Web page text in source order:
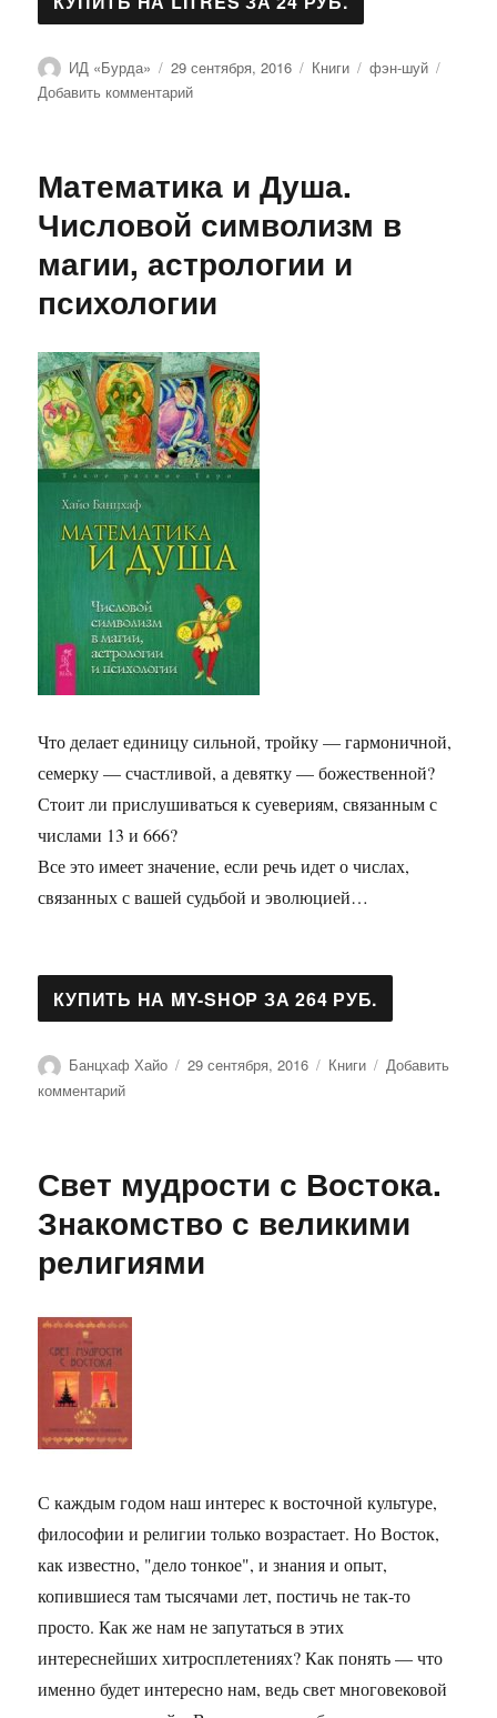
Автор
ИД «Бурда» Опубликовано
29 сентября, 2016 Рубрики
Книги Метки
фэн-шуй
Добавить комментарийк
Гороскоп»
Математика и Душа.
Числовой символизм в
магии, астрологии и
психологии
Что делает единицу сильной, тройку — гармоничной,
семерку — счастливой, а девятку — божественной?
Стоит ли прислушиваться к суевериям, связанным с
числами 13 и 666?
Все это имеет значение, если речь идет о числах,
связанных с вашей судьбой и эволюцией…
Автор
Банцхаф Хайо Опубликовано
29 сентября, 2016 Рубрики
Книги
Добавить
комментарийк
Душа.
Числовой
символизм
магии,
и
Свет мудрости с Востока.
Знакомство с великими
религиями
С каждым годом наш интерес к восточной культуре,
философии и религии только возрастает. Но Восток,
как известно, "дело тонкое", и знания и опыт,
копившиеся там тысячами лет, постичь не так-то
просто. Как же нам не запутаться в этих
интереснейших хитросплетениях? Как понять — что
именно будет интересно нам, ведь свет многовековой